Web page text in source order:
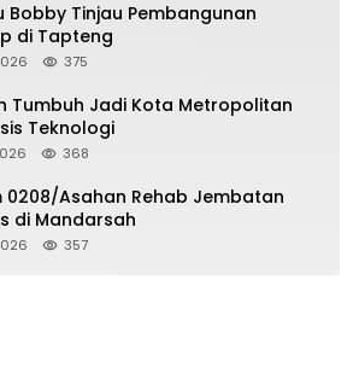
Bobby Tinjau Pembangunan
di Tapteng
375
Tumbuh Jadi Kota Metropolitan
Teknologi
368
0208/Asahan Rehab Jembatan
di Mandarsah
357